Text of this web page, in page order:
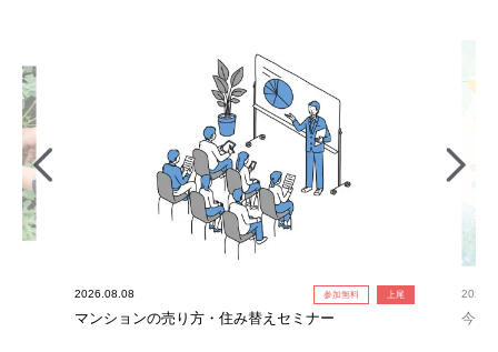
2026.08.08 参加無料 上尾
マンションの売り方・住み替えセミナー
今だ